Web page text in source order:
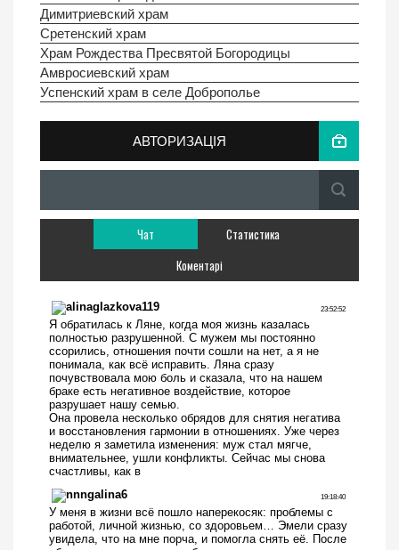
Димитриевский храм
Сретенский храм
Храм Рождества Пресвятой Богородицы
Амвросиевский храм
Успенский храм в селе Доброполье
АВТОРИЗАЦІЯ
Чат
Статистика
Коментарі